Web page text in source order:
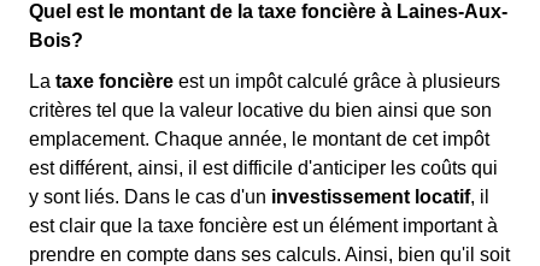
Quel est le montant de la taxe foncière à Laines-Aux-
Bois?
La taxe foncière est un impôt calculé grâce à plusieurs
critères tel que la valeur locative du bien ainsi que son
emplacement. Chaque année, le montant de cet impôt
est différent, ainsi, il est difficile d'anticiper les coûts qui
y sont liés. Dans le cas d'un investissement locatif, il
est clair que la taxe foncière est un élément important à
prendre en compte dans ses calculs. Ainsi, bien qu'il soit